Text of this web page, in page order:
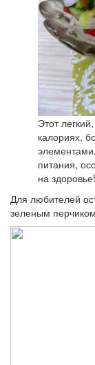
Этот
калориях,
питания,
на здоровье!
Для любителей
зеленым